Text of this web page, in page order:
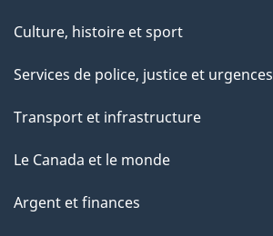
Culture, histoire et sport
Services de police, justice et urgences
Transport et infrastructure
Le Canada et le monde
Argent et finances